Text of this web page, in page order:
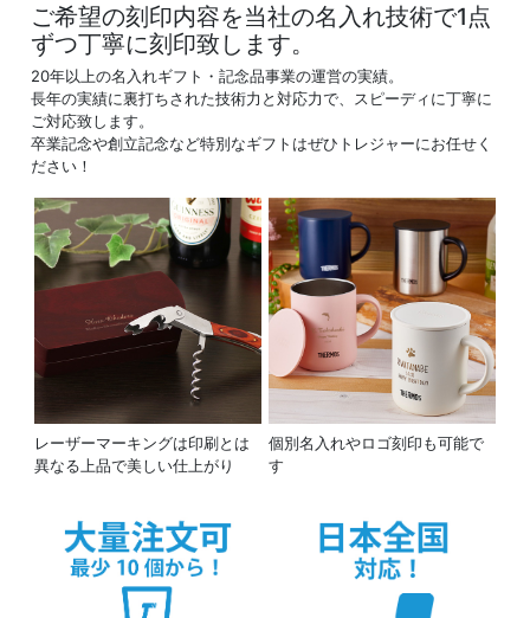
ご希望の刻印内容を当社の名入れ技術で1点
ずつ丁寧に刻印致します。
20年以上の名入れギフト・記念品事業の運営の実績。
長年の実績に裏打ちされた技術力と対応力で、スピーディに丁寧に
ご対応致します。
卒業記念や創立記念など特別なギフトはぜひトレジャーにお任せく
ださい！
レーザーマーキングは印刷とは
異なる上品で美しい仕上がり
個別名入れやロゴ刻印も可能で
す